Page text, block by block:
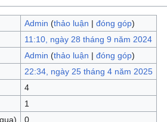
Admin (thảo luận | đóng góp)
11:10, ngày 28 tháng 9 năm 2024
Admin (thảo luận | đóng góp)
22:34, ngày 25 tháng 4 năm 2025
4
1
0